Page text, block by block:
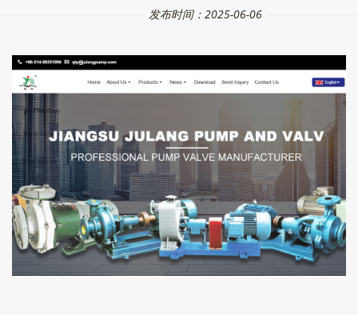
发布时间：2025-06-06
一般用的就是阿里巴巴，Made in China等吧 环球视野听人说